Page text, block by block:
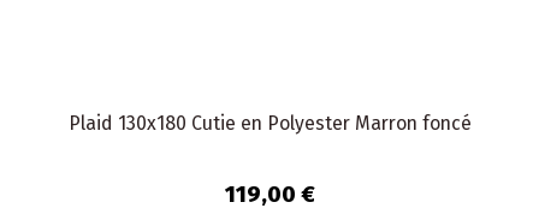
Plaid 130x180 Cutie en Polyester Marron foncé
119,00 €